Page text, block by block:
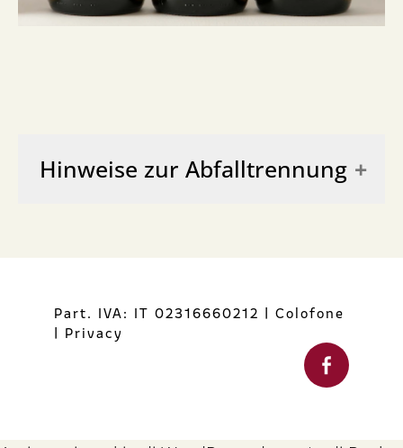
Hinweise zur Abfalltrennung
GL 71 - Glas - Abfalltrennung
Part. IVA: IT 02316660212 | Colofone
| Privacy